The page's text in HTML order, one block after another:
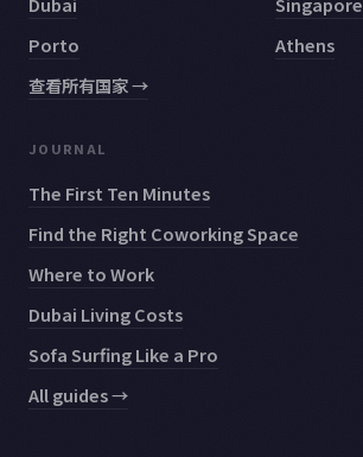
Porto
Athens
查看所有国家 →
JOURNAL
The First Ten Minutes
Find the Right Coworking Space
Where to Work
Dubai Living Costs
Sofa Surfing Like a Pro
All guides →